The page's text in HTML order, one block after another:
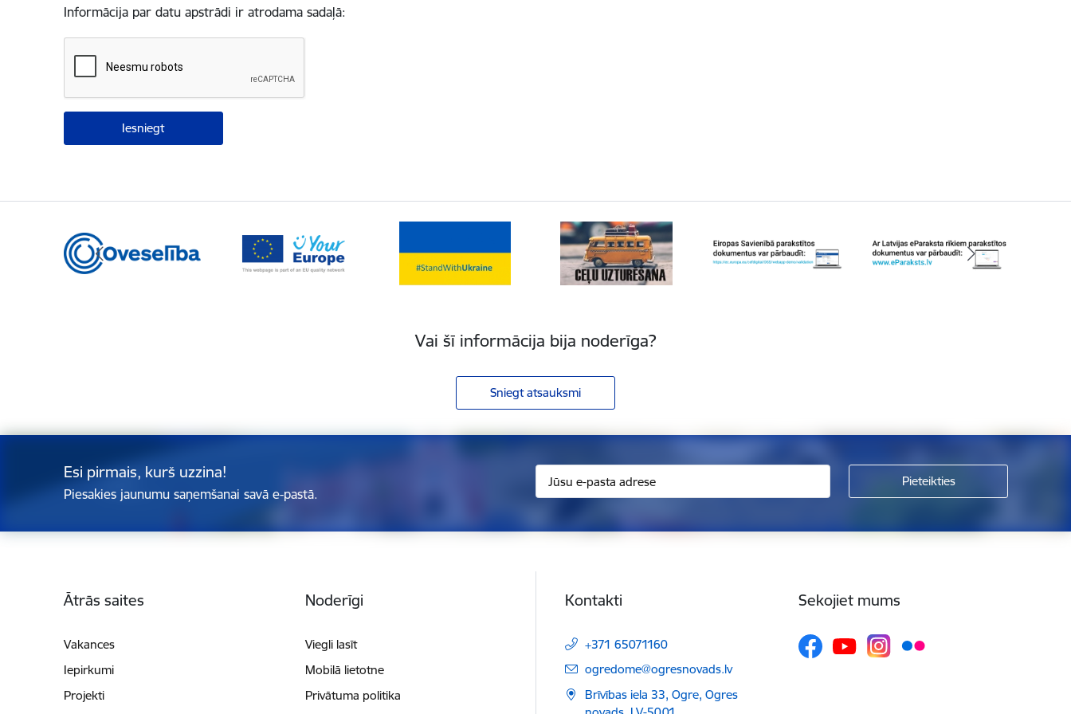
Informācija par datu apstrādi ir atrodama sadaļā:
Vai šī informācija bija noderīga?
Sniegt atsauksmi
Esi pirmais, kurš uzzina!
Piesakies jaunumu saņemšanai savā e-pastā.
Ātrās saites
Vakances
Iepirkumi
Projekti
Noderīgi
Viegli lasīt
Mobilā lietotne
Privātuma politika
Kontakti
+371 65071160
E-pasts:
ogredome@ogresnovads.lv
Brīvības iela 33, Ogre, Ogres
Sekojiet mums